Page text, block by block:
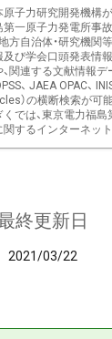
原子力研究開発機構
第一原子力発電所事
地方自治体・研究機関
及び学会口頭発表情
、関連する文献情報デ
、 JAEA OPAC、
）の横断検索が可
くでは、東京電力福
関するインターネッ
終更新日
2021/03/22